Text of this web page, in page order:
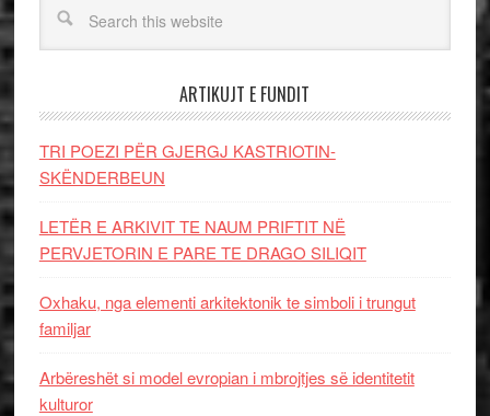
ARTIKUJT E FUNDIT
TRI POEZI PËR GJERGJ KASTRIOTIN-
SKËNDERBEUN
LETËR E ARKIVIT TE NAUM PRIFTIT NË
PERVJETORIN E PARE TE DRAGO SILIQIT
Oxhaku, nga elementi arkitektonik te simboli i trungut
familjar
Arbëreshët si model evropian i mbrojtjes së identitetit
kulturor